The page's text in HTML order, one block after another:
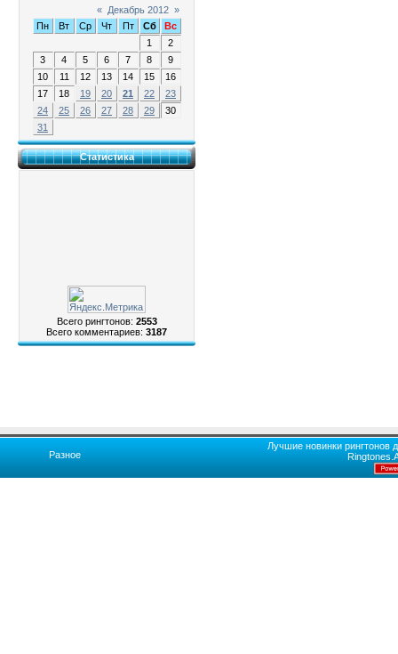
« Декабрь 2012 »
Пн
Вт Ср Чт Пт Сб
Вс
1
2
3
4 5 6 7 8
9
10
11 12 13 14 15
16
17
18 19 20 21 22
23
24
25 26 27 28 29
30
31
Статистика
Всего рингтонов: 2553
Всего комментариев: 3187
Разное
Лучшие новинки рингтонов